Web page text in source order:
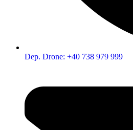
Dep. Drone: +40 738 979 999